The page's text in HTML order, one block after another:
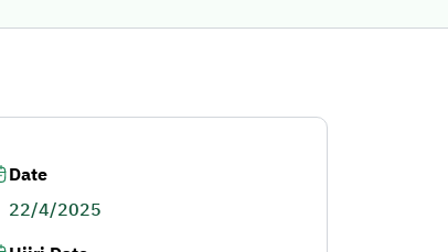
Date
22/4/2025